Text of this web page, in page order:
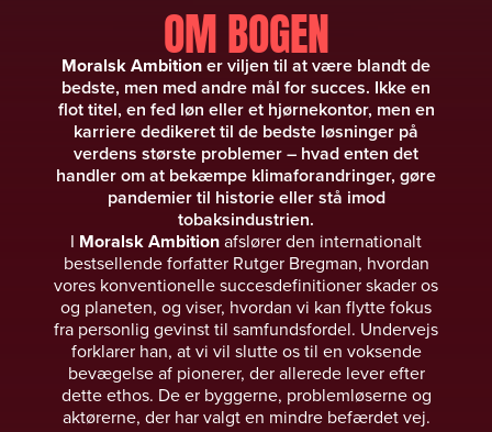
OM BOGEN
Moralsk Ambitioner viljen til at være blandt de
bedste, men med andre mål for succes. Ikke en
flot titel, en fed løn eller et hjørnekontor, men en
karriere dedikeret til de bedste løsninger på
verdens største problemer – hvad enten det
handler om at bekæmpe klimaforandringer, gøre
pandemier til historie eller stå imod
tobaksindustrien.
I Moralsk Ambitionafslører den internationalt
bestsellende forfatter Rutger Bregman, hvordan
vores konventionelle succesdefinitioner skader os
og planeten, og viser, hvordan vi kan flytte fokus
fra personlig gevinst til samfundsfordel. Undervejs
forklarer han, at vi vil slutte os til en voksende
bevægelse af pionerer, der allerede lever efter
dette ethos. De er byggerne, problemløserne og
aktørerne, der har valgt en mindre befærdet vej.